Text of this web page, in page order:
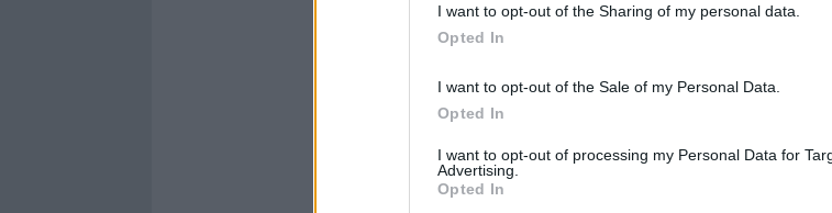
I want to opt-out of the Sharing of my personal data.
Opted In
I want to opt-out of the Sale of my Personal Data.
Opted In
I want to opt-out of processing my Personal Data for
Advertising.
Opted In
27 Luglio alle ore 20:29
isabel:ruttolomeo buongiorno 🤗😄
ruttolomeo